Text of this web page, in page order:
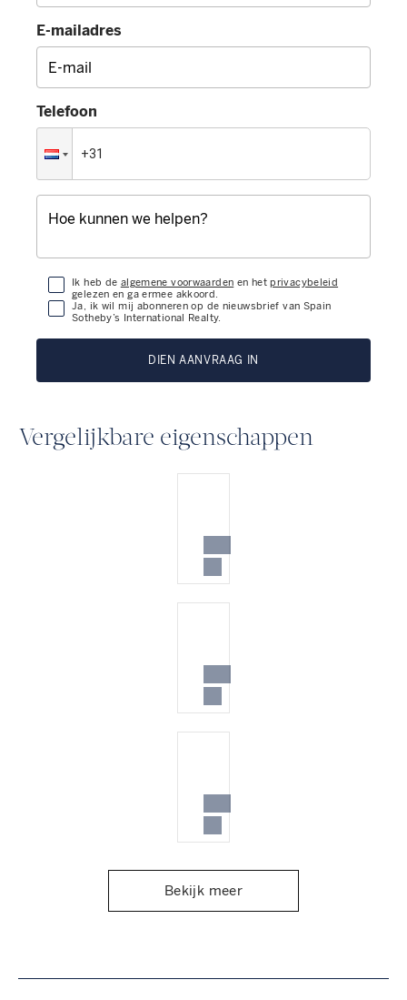
E-mailadres
Telefoon
Ik heb de algemene voorwaarden en hetprivacybeleid
gelezen en ga ermee akkoord.
Ja, ik wil mij abonneren op de nieuwsbrief van Spain
Sotheby’s International Realty.
DIEN AANVRAAG IN
Vergelijkbare eigenschappen
Bekijk meer